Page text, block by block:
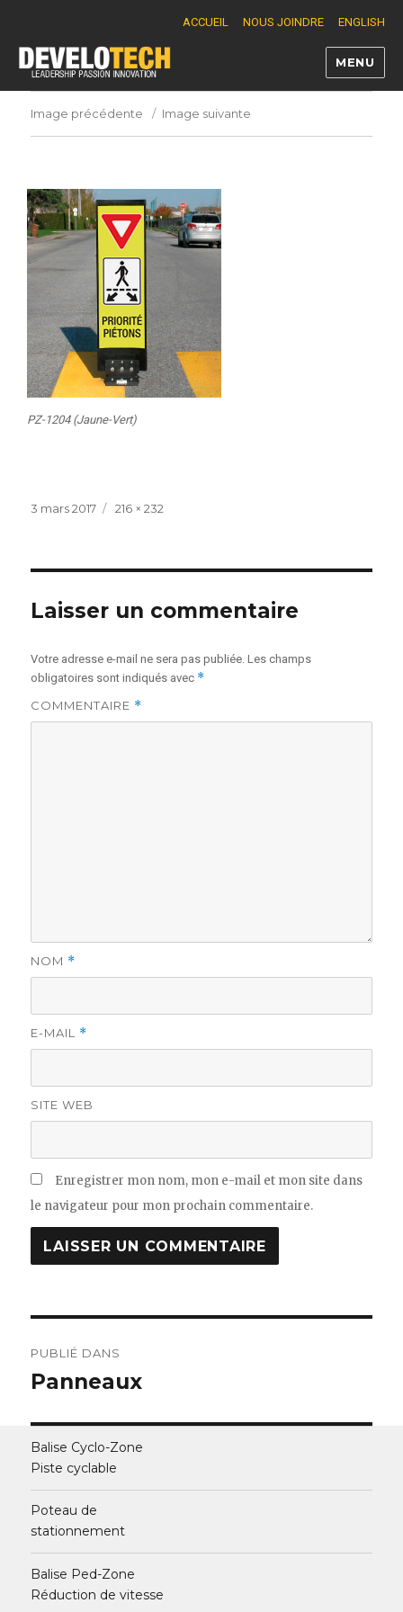
ACCUEIL NOUS JOINDRE ENGLISH
Develotech
MENU
Image précédente Image suivante
PZ-1204 (Jaune-Vert)
Publié
3 mars 2017
Taille
216 × 232
Laisser un commentaire
Votre adresse e-mail ne sera pas publiée. Les champs
obligatoires sont indiqués avec *
COMMENTAIRE *
NOM *
E-MAIL *
SITE WEB
Enregistrer mon nom, mon e-mail et mon site dans
le navigateur pour mon prochain commentaire.
de
PUBLIÉ DANS
Panneaux
Balise Cyclo-Zone
Piste cyclable
Poteau de
stationnement
Balise Ped-Zone
Réduction de vitesse